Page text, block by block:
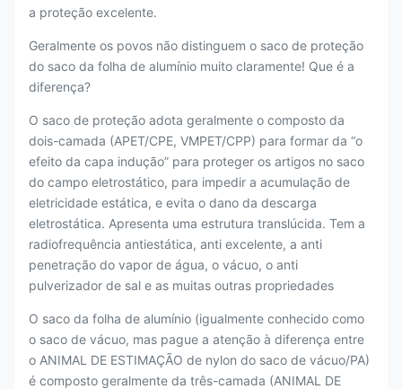
a proteção excelente.
Geralmente os povos não distinguem o saco de proteção
do saco da folha de alumínio muito claramente! Que é a
diferença?
O saco de proteção adota geralmente o composto da
dois-camada (APET/CPE, VMPET/CPP) para formar da “o
efeito da capa indução” para proteger os artigos no saco
do campo eletrostático, para impedir a acumulação de
eletricidade estática, e evita o dano da descarga
eletrostática. Apresenta uma estrutura translúcida. Tem a
radiofrequência antiestática, anti excelente, a anti
penetração do vapor de água, o vácuo, o anti
pulverizador de sal e as muitas outras propriedades
O saco da folha de alumínio (igualmente conhecido como
o saco de vácuo, mas pague a atenção à diferença entre
o ANIMAL DE ESTIMAÇÃO de nylon do saco de vácuo/PA)
é composto geralmente da três-camada (ANIMAL DE